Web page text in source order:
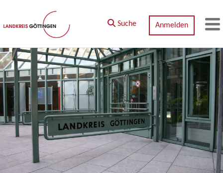
Zum Hauptinhalt springen
Suche Anmelden